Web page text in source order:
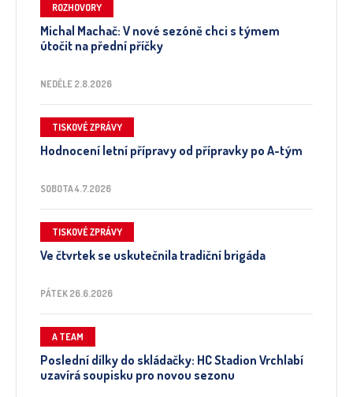
ROZHOVORY
Michal Machač: V nové sezóně chci s týmem
útočit na přední příčky
NEDĚLE 2.8.2026
TISKOVÉ ZPRÁVY
Hodnocení letní přípravy od přípravky po A-tým
SOBOTA 4.7.2026
TISKOVÉ ZPRÁVY
Ve čtvrtek se uskutečnila tradiční brigáda
PÁTEK 26.6.2026
A TEAM
Poslední dílky do skládačky: HC Stadion Vrchlabí
uzavírá soupisku pro novou sezonu